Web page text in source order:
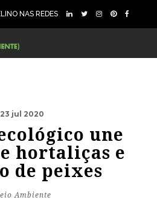
NAS REDES
23 jul 2020
une
hortaliças e
de peixes
Ambiente